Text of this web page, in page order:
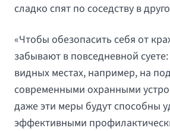
сладко спят по соседству в
«Чтобы обезопасить себя от
забывают в повседневной
видных местах, например, на
современными охранными
даже эти меры будут способны
эффективными